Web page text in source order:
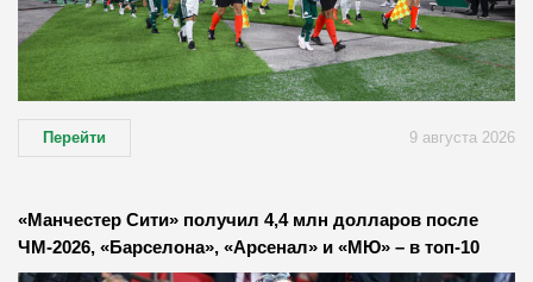
Перейти 9 августа 2026
«Манчестер Сити» получил 4,4 млн долларов после
ЧМ-2026, «Барселона», «Арсенал» и «МЮ» – в топ-10